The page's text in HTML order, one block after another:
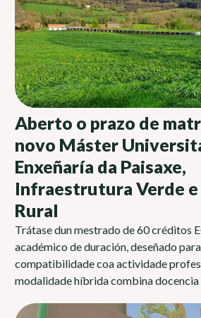
Aberto o prazo de
novo Máster
Enxeñaría da Paisaxe,
Infraestrutura Verde e
Rural
Trátase dun mestrado de 60 créditos
académico de duración, deseñado
compatibilidade coa actividade
modalidade híbrida combina docencia